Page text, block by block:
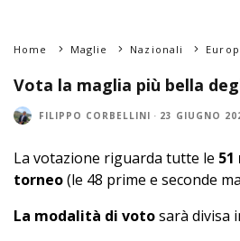
Home Maglie Nazionali
Vota la maglia più bella
FILIPPO CORBELLINI · 23 GIUGNO
La votazione riguarda tutte le
torneo(le 48 prime e seconde
La modalità di votosarà divisa